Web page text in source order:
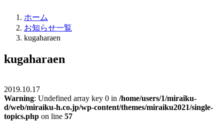
ホーム
お知らせ一覧
kugaharaen
kugaharaen
2019.10.17
Warning: Undefined array key 0 in /home/users/1/miraiku-
d/web/miraiku-h.co.jp/wp-content/themes/miraiku2021/single-
topics.php on line 57